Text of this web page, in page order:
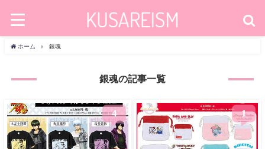
ホーム 銀魂
銀魂の記事一覧
4 1